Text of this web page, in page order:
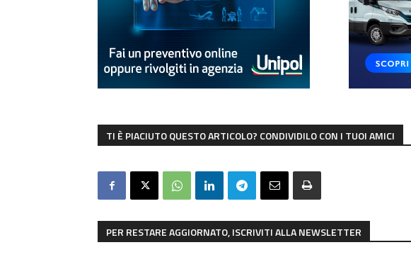
TI È PIACIUTO QUESTO ARTICOLO? CONDIVIDILO CON I TUOI AMICI
PER RESTARE AGGIORNATO, ISCRIVITI ALLA NEWSLETTER